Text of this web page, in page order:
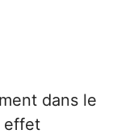
dans le
effet